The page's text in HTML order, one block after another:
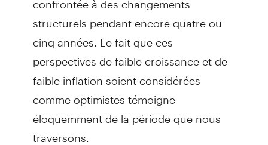
structurels pendant encore quatre ou
cinq années. Le fait que ces
perspectives de faible croissance et de
faible inflation soient considérées
comme optimistes témoigne
éloquemment de la période que nous
traversons.